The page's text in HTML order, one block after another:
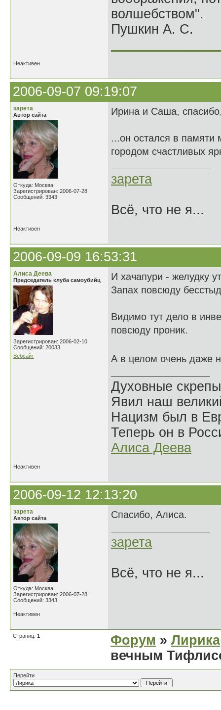
волшебством".
Пушкин А. С.
Неактивен
2006-09-07 09:19:07
зарета
Автор сайта
Откуда: Москва
Зарегистрирован: 2006-07-28
Сообщений: 3343
Ирина и Саша,
...он остался в памяти
городом счастливых
зарета
Всё, что не я...
Неактивен
2006-09-09 16:53:31
Алиса Деева
Председатель клуба самоубийц
Зарегистрирован: 2006-02-10
Сообщений: 20033
Вебсайт
И хачапури - желудку
Запах повсюду
Видимо тут дело в
повсюду проник.
А в целом очень даже
Духовные
Явил наш
Нацизм был в
Теперь он в
Алиса Деева
Неактивен
2006-09-12 12:13:20
зарета
Автор сайта
Откуда: Москва
Зарегистрирован: 2006-07-28
Сообщений: 3343
Спасибо, Алиса.
зарета
Всё, что не я...
Неактивен
Страниц: 1 Форум » Лирика
вечным
Перейти